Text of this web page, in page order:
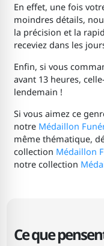
En effet, une fois
moindres détails,
la précision et la
receviez dans les
Enfin, si vous
avant 13 heures,
lendemain !
Si vous aimez ce
notre Médaillon
même thématique,
collection Médaillon
notre collection
Ce que